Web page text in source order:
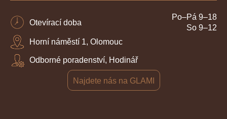
Otevírací doba
Po–Pá 9–18
So 9–12
Horní náměstí 1, Olomouc
Odborné poradenství, Hodinář
Najdete nás na GLAMI